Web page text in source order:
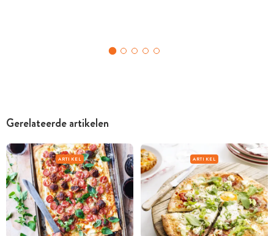
Gerelateerde artikelen
ARTIKEL ARTIKEL